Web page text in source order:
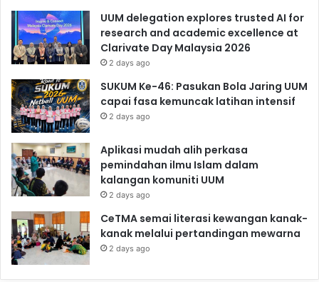
UUM delegation explores trusted AI for
research and academic excellence at
Clarivate Day Malaysia 2026
2 days ago
SUKUM Ke-46: Pasukan Bola Jaring UUM
capai fasa kemuncak latihan intensif
2 days ago
Aplikasi mudah alih perkasa
pemindahan ilmu Islam dalam
kalangan komuniti UUM
2 days ago
CeTMA semai literasi kewangan kanak-
kanak melalui pertandingan mewarna
2 days ago